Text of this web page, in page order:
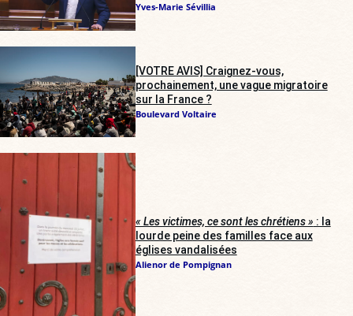
Yves-Marie Sévillia
[VOTRE AVIS] Craignez-vous,
prochainement, une vague migratoire
sur la France ?
Boulevard Voltaire
« Les victimes, ce sont les chrétiens » : la
lourde peine des familles face aux
églises vandalisées
Alienor de Pompignan